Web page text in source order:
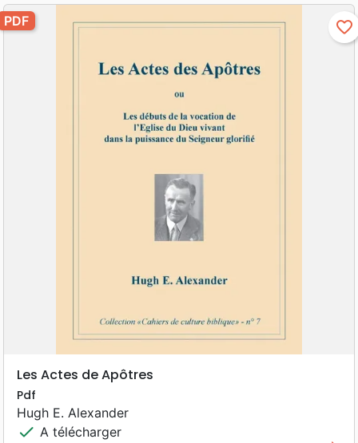
PDF favorite_border
Les Actes de Apôtres
Pdf
Hugh E. Alexander
check A télécharger